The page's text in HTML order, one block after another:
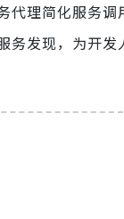
理简化服务
发现，为开